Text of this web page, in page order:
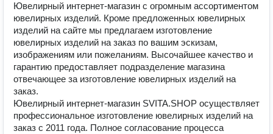
Ювелирный интернет-магазин с огромным ассортиментом
ювелирных изделий. Кроме предложенных ювелирных
изделий на сайте мы предлагаем изготовление
ювелирных изделий на заказ по вашим эскизам,
изображениям или пожеланиям. Высочайшее качество и
гарантию предоставляет подразделение магазина
отвечающее за изготовление ювелирных изделий на
заказ.
Ювелирный интернет-магазин SVITA.SHOP осуществляет
профессиональное изготовление ювелирных изделий на
заказ с 2011 года. Полное согласование процесса